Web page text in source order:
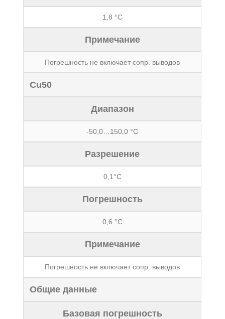
1,8 °С
Примечание
Погрешность не включает сопр. выводов
Cu50
Диапазон
-50,0…150,0 °С
Разрешение
0,1°С
Погрешность
0,6 °С
Примечание
Погрешность не включает сопр. выводов
Общие данные
Базовая погрешность